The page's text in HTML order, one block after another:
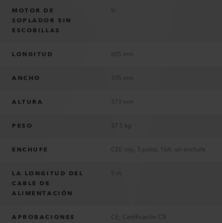
MOTOR DE
SOPLADOR SIN
ESCOBILLAS
Sí
LONGITUD 605 mm
ANCHO 335 mm
ALTURA 373 mm
PESO 37.5 kg
ENCHUFE CEE rojo, 5 polos, 16A; sin enchufe
LA LONGITUD DEL
CABLE DE
ALIMENTACIÓN
5 m
APROBACIONES CE; Certificación CB